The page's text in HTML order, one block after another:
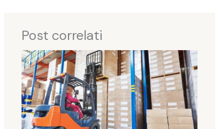
Post correlati